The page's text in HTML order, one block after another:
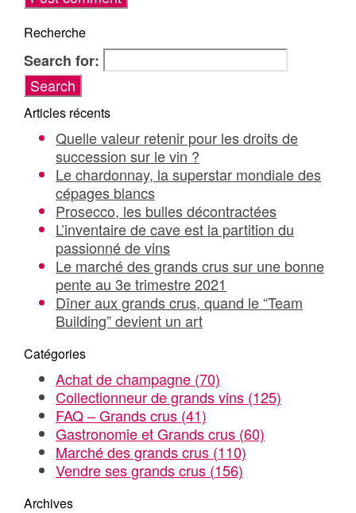
Recherche
Search for:
Articles récents
Quelle valeur retenir pour les droits de
succession sur le vin ?
Le chardonnay, la superstar mondiale des
cépages blancs
Prosecco, les bulles décontractées
L’inventaire de cave est la partition du
passionné de vins
Le marché des grands crus sur une bonne
pente au 3e trimestre 2021
Dîner aux grands crus, quand le “Team
Building” devient un art
Catégories
Achat de champagne (70)
Collectionneur de grands vins (125)
FAQ – Grands crus (41)
Gastronomie et Grands crus (60)
Marché des grands crus (110)
Vendre ses grands crus (156)
Archives